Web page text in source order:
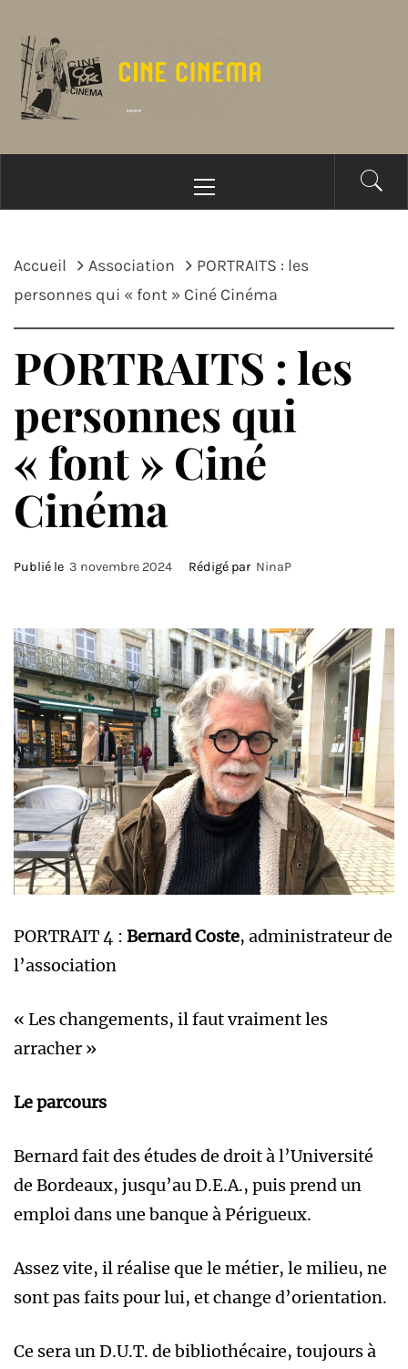
contenu
principal
Accueil Association
PORTRAITS : les
personnes qui « font » Ciné Cinéma
PORTRAITS : les
personnes qui
« font » Ciné
Cinéma
Publié le 3 novembre 2024 Rédigé par NinaP
PORTRAIT 4 : Bernard Coste, administrateur de
l’association
« Les changements, il faut vraiment les
arracher »
Le parcours
Bernard fait des études de droit à l’Université
de Bordeaux, jusqu’au D.E.A., puis prend un
emploi dans une banque à Périgueux.
Assez vite, il réalise que le métier, le milieu, ne
sont pas faits pour lui, et change d’orientation.
Ce sera un D.U.T. de bibliothécaire, toujours à